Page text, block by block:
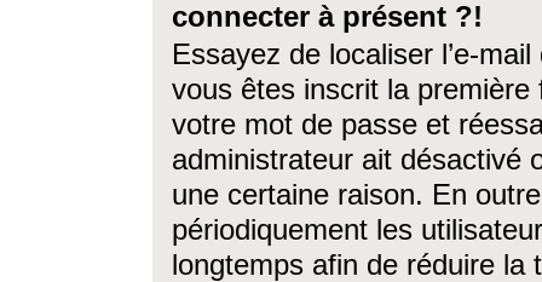
connecter à présent ?!
Essayez de localiser l’e-
vous êtes inscrit la première
votre mot de passe et
administrateur ait désactivé
une certaine raison. En
périodiquement les
longtemps afin de réduire la